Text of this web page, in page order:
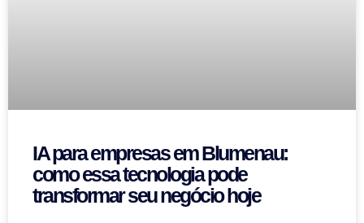
IA para empresas em Blumenau:
como essa tecnologia pode
transformar seu negócio hoje